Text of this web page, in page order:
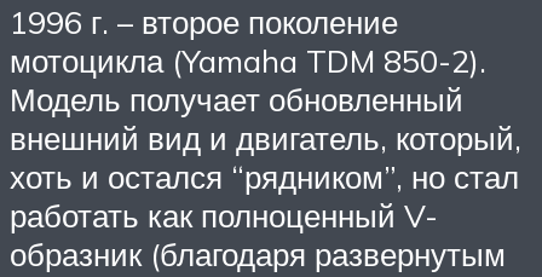
1996 г. – второе поколение
мотоцикла (Yamaha TDM 850-2).
Модель получает обновленный
внешний вид и двигатель, который,
хоть и остался “рядником”, но стал
работать как полноценный V-
образник (благодаря развернутым